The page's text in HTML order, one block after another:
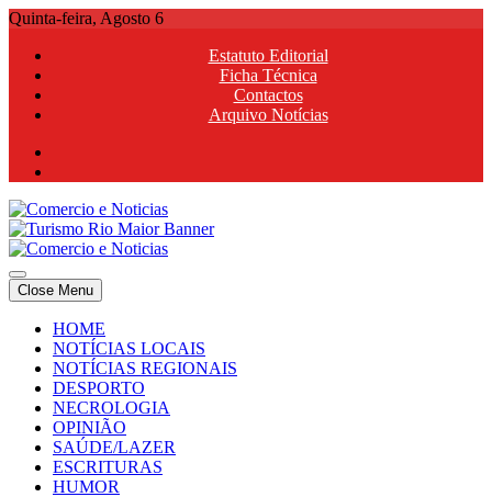
Skip
content
Quinta-feira, Agosto 6
Estatuto Editorial
Ficha Técnica
Contactos
Arquivo Notícias
Comercio e Noticias
Notícias e Publicidade Online
Comercio e Noticias
Notícias e Publicidade Online
Close Menu
HOME
NOTÍCIAS LOCAIS
NOTÍCIAS REGIONAIS
DESPORTO
NECROLOGIA
OPINIÃO
SAÚDE/LAZER
ESCRITURAS
HUMOR